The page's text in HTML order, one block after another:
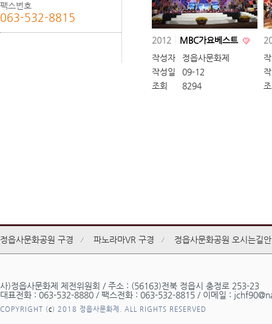
팩스번호
063-532-8815
2012
MBC가요베스트
작성자
정읍사문화제
작성일
09-12
조회
8294
정읍사문화공원 구경 파노라마VR 구경 정읍사문화공원 오시는길
사)정읍사문화제 제전위원회 / 주소 : (56163)전북 정읍시 충정로 253-23
대표전화 : 063-532-8880 / 팩스전화 : 063-532-8815 / 이메일 :
COPYRIGHT (c) 2018 정읍사문화제. ALL RIGHTS RESERVED